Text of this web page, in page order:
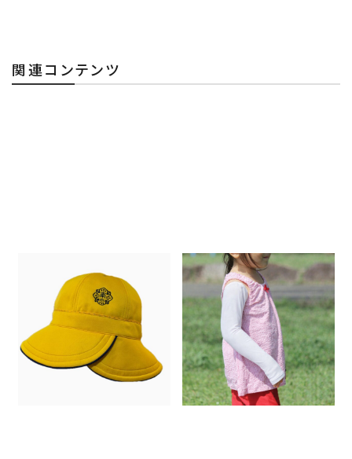
関連コンテンツ
練馬区立南町小学校PTAの
「子どもたちの安全を守りた
い」という想いから実現
2026.07.21
エポカルブランド
エポカルブランドからのお知らせ
子どもの紫外線対策と便利なUV
子どものUVケアをもっと簡単
に UVカット率99%以上のア
ームガードでまるごとガード
2026.07.20
エポカルブランドからのお知らせ
子どもの紫外線対策と便利なUV
カット製品